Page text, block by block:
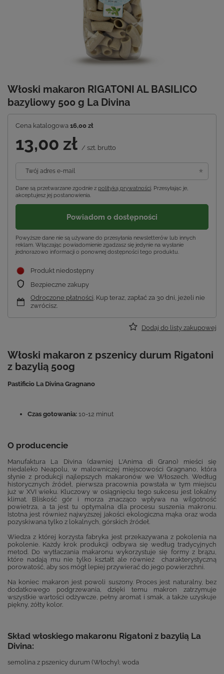
Włoski makaron RIGATONI AL BASILICO
bazyliowy 500 g La Divina
Cena katalogowa 16,00 zł
13,00 zł / szt. brutto
Twój adres e-mail
Dane są przetwarzane zgodnie z polityką prywatności. Przesyłając je,
akceptujesz jej postanowienia.
Powiadom o dostępności
Powyższe dane nie są używane do przesyłania newsletterów lub innych
reklam. Włączając powiadomienie zgadzasz się jedynie na wysłanie
jednorazowo informacji o ponownej dostępności tego produktu.
Produkt niedostępny
Bezpieczne zakupy
Odroczone płatności. Kup teraz, zapłać za 30 dni, jeżeli nie
zwrócisz.
Dodaj do listy zakupowej
Włoski makaron z pszenicy durum Rigatoni
z bazylią 500g
Pastificio La Divina Gragnano
Czas gotowania: 10-12 minut
O producencie
Manufaktura La Divina (dawniej L'Anima di Grano) mieści się
niedaleko Neapolu, w malowniczej miejscowości Gragnano, która
słynie z produkcji najlepszych makaronów we Włoszech. Według
historycznych źródeł, pierwsza pracownia powstała w tym miejscu
już w XVI wieku. Kluczowy w osiągnięciu tego sukcesu jest lokalny
klimat. Bliskość gór i morza znacząco wpływa na wilgotność
powietrza, a ta jest tu optymalna dla procesu suszenia makronu.
Istotna jest również najwyższej jakości ekologiczna mąka oraz woda
pozyskiwana tylko z lokalnych, górskich źródeł.
Wiedza z której korzysta fabryka jest przekazywana z pokolenia na
pokolenie. Każdy krok produkcji odbywa się według tradycyjnych
metod. Do wytłaczania makaronu wykorzystuje się formy z brązu,
które nadają mu nie tylko kształt ale również charakterystyczną
porowatość, aby sos mógł lepiej przywierać do jego powierzchni.
Na koniec makaron jest powoli suszony. Proces jest naturalny, bez
dodatkowego podgrzewania, dzięki temu makron zatrzymuje
wszystkie wartości odżywcze, pełny aromat i smak, a także uzyskuje
piękny, żółty kolor.
Skład włoskiego makaronu Rigatoni z bazylią La
Divina:
semolina z pszenicy durum (Włochy), woda